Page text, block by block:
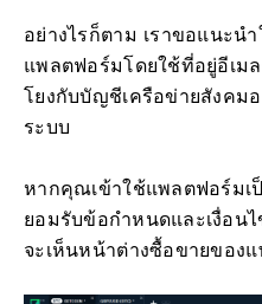
อย่างไรก็ตาม เราขอแนะน
แพลตฟอร์มโดยใช้ที่อยู่อีเ
โยงกับบัญชีเครือข่ายสังคม
ระบบ
หากคุณเข้าใช้แพลตฟอร์ม
ยอมรับข้อกำหนดและเงื่อน
จะเห็นหน้าต่างซื้อขายของ